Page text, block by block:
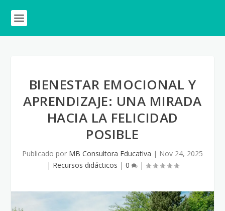
BIENESTAR EMOCIONAL Y
APRENDIZAJE: UNA MIRADA
HACIA LA FELICIDAD
POSIBLE
Publicado por MB Consultora Educativa | Nov 24, 2025
| Recursos didácticos | 0 |